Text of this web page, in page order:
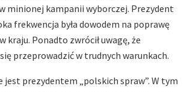
minionej kampanii wyborczej. Prezydent
frekwencja była dowodem na poprawę
kraju. Ponadto zwrócił uwagę, że
przeprowadzić w trudnych warunkach.
jest prezydentem „polskich spraw”. W tym